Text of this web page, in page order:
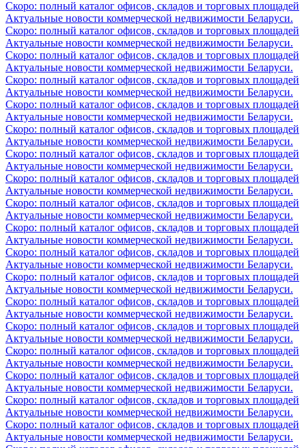
Скоро: полный каталог офисов, складов и торговых площадей
Актуальные новости коммерческой недвижимости Беларуси.
Скоро: полный каталог офисов, складов и торговых площадей
Актуальные новости коммерческой недвижимости Беларуси.
Скоро: полный каталог офисов, складов и торговых площадей
Актуальные новости коммерческой недвижимости Беларуси.
Скоро: полный каталог офисов, складов и торговых площадей
Актуальные новости коммерческой недвижимости Беларуси.
Скоро: полный каталог офисов, складов и торговых площадей
Актуальные новости коммерческой недвижимости Беларуси.
Скоро: полный каталог офисов, складов и торговых площадей
Актуальные новости коммерческой недвижимости Беларуси.
Скоро: полный каталог офисов, складов и торговых площадей
Актуальные новости коммерческой недвижимости Беларуси.
Скоро: полный каталог офисов, складов и торговых площадей
Актуальные новости коммерческой недвижимости Беларуси.
Скоро: полный каталог офисов, складов и торговых площадей
Актуальные новости коммерческой недвижимости Беларуси.
Скоро: полный каталог офисов, складов и торговых площадей
Актуальные новости коммерческой недвижимости Беларуси.
Скоро: полный каталог офисов, складов и торговых площадей
Актуальные новости коммерческой недвижимости Беларуси.
Скоро: полный каталог офисов, складов и торговых площадей
Актуальные новости коммерческой недвижимости Беларуси.
Скоро: полный каталог офисов, складов и торговых площадей
Актуальные новости коммерческой недвижимости Беларуси.
Скоро: полный каталог офисов, складов и торговых площадей
Актуальные новости коммерческой недвижимости Беларуси.
Скоро: полный каталог офисов, складов и торговых площадей
Актуальные новости коммерческой недвижимости Беларуси.
Скоро: полный каталог офисов, складов и торговых площадей
Актуальные новости коммерческой недвижимости Беларуси.
Скоро: полный каталог офисов, складов и торговых площадей
Актуальные новости коммерческой недвижимости Беларуси.
Скоро: полный каталог офисов, складов и торговых площадей
Актуальные новости коммерческой недвижимости Беларуси.